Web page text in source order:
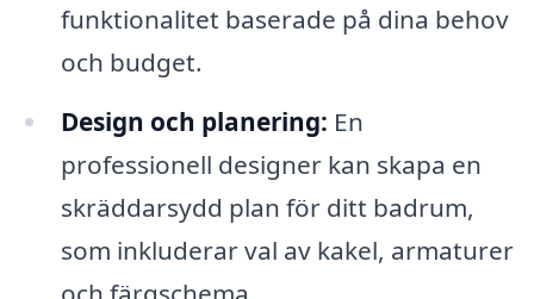
funktionalitet baserade på dina behov
och budget.
Design och planering: En
professionell designer kan skapa en
skräddarsydd plan för ditt badrum,
som inkluderar val av kakel, armaturer